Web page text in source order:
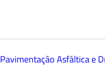
Pavimentação Asfáltica e